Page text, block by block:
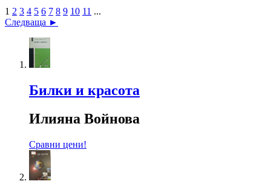
1 2 3 4 5 6 7 8 9 10 11 ...
Следваща ►
Билки и красота
Илияна Войнова
Сравни цени!